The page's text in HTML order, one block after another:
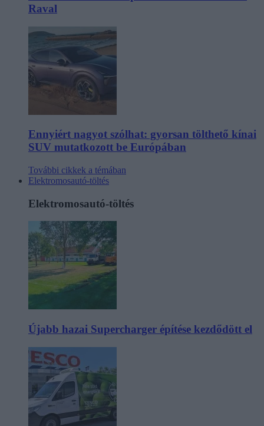
Raval
Ennyiért nagyot szólhat: gyorsan tölthető kínai
SUV mutatkozott be Európában
További cikkek a témában
Elektromosautó-töltés
Elektromosautó-töltés
Újabb hazai Supercharger építése kezdődött el